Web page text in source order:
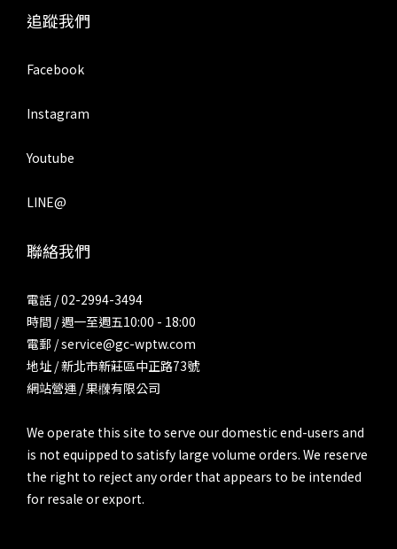
追蹤我們
Facebook
Instagram
Youtube
LINE@
聯絡我們
電話 / 02-2994-3494
時間 / 週一至週五10:00 - 18:00
電郵 / service@gc-wptw.com
地址 / 新北市新莊區中正路73號
網站營運 / 果樄有限公司
We operate this site to serve our domestic end-users and
is not equipped to satisfy large volume orders. We reserve
the right to reject any order that appears to be intended
for resale or export.